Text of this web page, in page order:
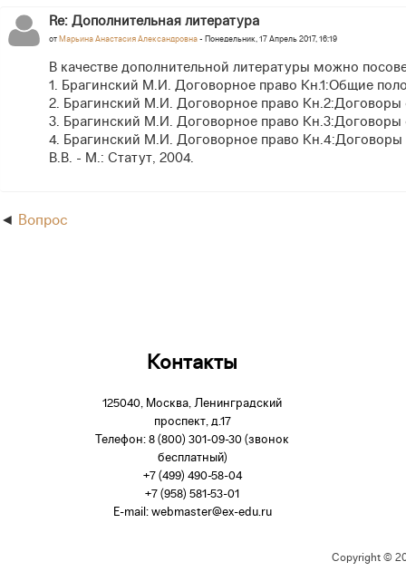
Re: Дополнительная литература
отМарьина Анастасия Александровна- Понедельник, 17 Апрель 2017, 16:19
В качестве дополнительной литературы можно
1. Брагинский М.И. Договорное право Кн.1:Общие
2. Брагинский М.И. Договорное право
3. Брагинский М.И. Договорное право Кн.3:Договоры
4. Брагинский М.И. Договорное право Кн.4:Договоры
В.В. - М.: Статут, 2004.
Вопрос
Контакты
125040, Москва, Ленинградский
проспект, д.17
Телефон: 8 (800) 301-09-30 (звонок
бесплатный)
+7 (499) 490-58-04
+7 (958) 581-53-01
E-mail:webmaster@ex-edu.ru
Copyright ©